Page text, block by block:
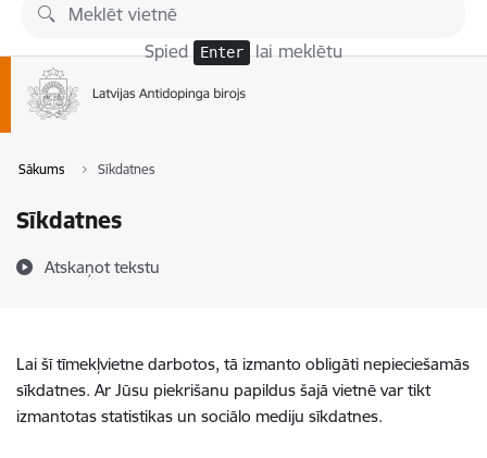
Pāriet uz lapas saturu
Spied Enter lai meklētu
Sākums Sīkdatnes
Sīkdatnes
Atskaņot tekstu
Lai šī tīmekļvietne darbotos, tā izmanto obligāti nepieciešamās
sīkdatnes. Ar Jūsu piekrišanu papildus šajā vietnē var tikt
izmantotas statistikas un sociālo mediju sīkdatnes.